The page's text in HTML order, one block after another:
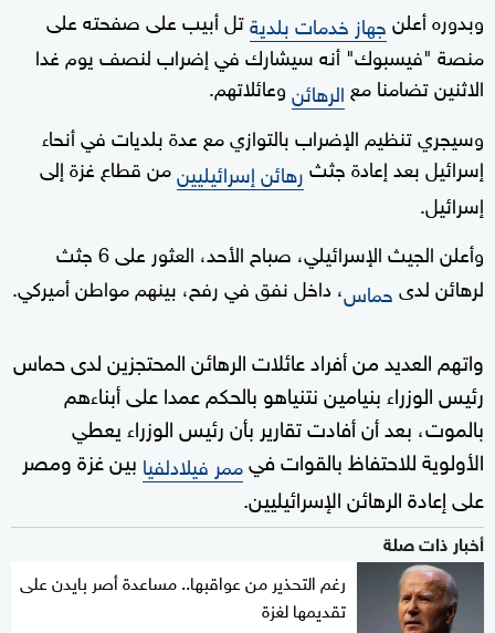
وبدوره أعلنجهاز خدمات بلديةتل أبيب على صفحته على
منصة "فيسبوك" أنه سيشارك في إضراب لنصف يوم غدا
الاثنين تضامنا مع الرهائنوعائلاتهم.
وسيجري تنظيم الإضراب بالتوازي مع عدة بلديات في أنحاء
إسرائيل بعد إعادة جثثرهائن إسرائيليينمن قطاع غزة إلى
إسرائيل.
وأعلن الجيث الإسرائيلي، صباح الأحد، العثور على 6 جثث
لرهائن لدىحماس، داخل نفق في رفح، بينهم مواطن أميركي.
واتهم العديد من أفراد عائلات الرهائن المحتجزين لدى حماس
رئيس الوزراء بنيامين نتنياهو بالحكم عمدا على أبناءهم
بالموت، بعد أن أفادت تقارير بأن رئيس الوزراء يعطي
الأولوية للاحتفاظ بالقوات فيممر فيلادلفيا بين غزة ومصر
على إعادة الرهائن الإسرائيليين.
أخبار ذات صلة
رغم التحذير من عواقبها.. مساعدة أصر بايدن على
تقديمها لغزة